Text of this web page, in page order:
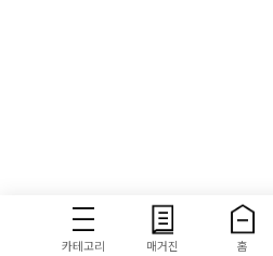
카테고리 매거진 홈